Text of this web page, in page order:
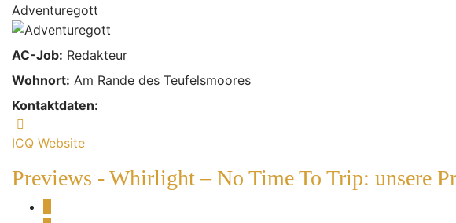
Adventuregott
AC-Job: Redakteur
Wohnort: Am Rande des Teufelsmoores
Kontaktdaten:
ICQ Website
Previews - Whirlight – No Time To Trip: unsere